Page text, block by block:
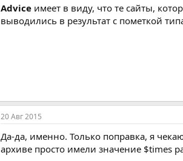
Advice имеет в виду, что те сайты,
выводились в результат с пометкой
20 Авг 2015
Да-да, именно. Только поправка, я
архиве просто имели значение $times